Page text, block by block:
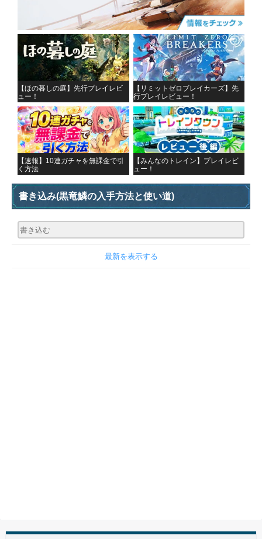
【ほの暮しの庭】先行プレイレビ
ュー！
【リミットゼロブレイカーズ】先
行プレイレビュー！
【速報】10連ガチャを無課金で引
く方法
【みんなのトレイン】プレイレビ
ュー！
書き込み(黒竜鱗の入手方法と使い道)
最新を表示する